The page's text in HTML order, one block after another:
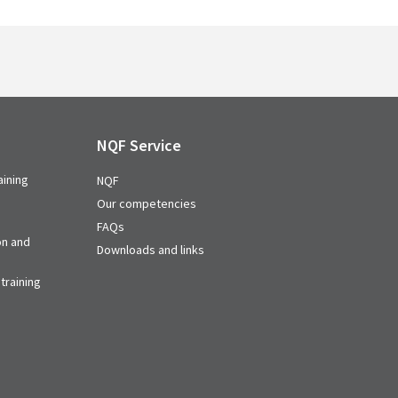
and
NQF Service
NQF
Our competencies
FAQs
Downloads and links